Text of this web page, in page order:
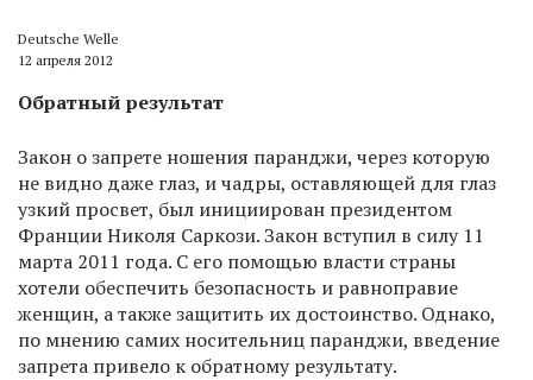
Deutsche Welle
12 апреля 2012
Обратный результат
Закон о запрете ношения паранджи, через которую
не видно даже глаз, и чадры, оставляющей для глаз
узкий просвет, был инициирован президентом
Франции Николя Саркози. Закон вступил в силу 11
марта 2011 года. С его помощью власти страны
хотели обеспечить безопасность и равноправие
женщин, а также защитить их достоинство. Однако,
по мнению самих носительниц паранджи, введение
запрета привело к обратному результату.